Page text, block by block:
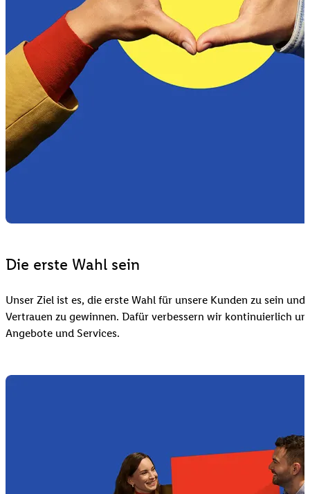
Die erste Wahl sein
Unser Ziel ist es, die erste Wahl für unsere Kunden zu sein und
Vertrauen zu gewinnen. Dafür verbessern wir kontinuierlich
Angebote und Services.